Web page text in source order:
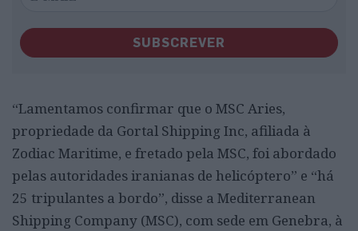
SUBSCREVER
“Lamentamos confirmar que o MSC Aries,
propriedade da Gortal Shipping Inc, afiliada à
Zodiac Maritime, e fretado pela MSC, foi abordado
pelas autoridades iranianas de helicóptero” e “há
25 tripulantes a bordo”, disse a Mediterranean
Shipping Company (MSC), com sede em Genebra, à